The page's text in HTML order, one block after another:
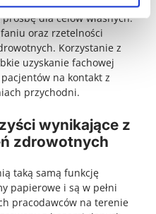
papierowego druku,
dla celów własnych.
oraz rzetelności
Korzystanie z
uzyskanie fachowej
na kontakt z
przychodni.
wynikające z
zdrowotnych
taką samą funkcję
papierowe i są w pełni
pracodawców na terenie